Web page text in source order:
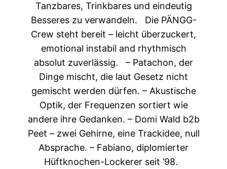
Tanzbares, Trinkbares und eindeutig
Besseres zu verwandeln.
Die PÄNGG-
Crew steht bereit – leicht überzuckert,
emotional instabil and rhythmisch
absolut zuverlässig.
– Patachon, der
Dinge mischt, die laut Gesetz nicht
gemischt werden dürfen. – Akustische
Optik, der Frequenzen sortiert wie
andere ihre Gedanken. – Domi Wald b2b
Peet – zwei Gehirne, eine Trackidee, null
Absprache. – Fabiano, diplomierter
Hüftknochen-Lockerer seit ’98.